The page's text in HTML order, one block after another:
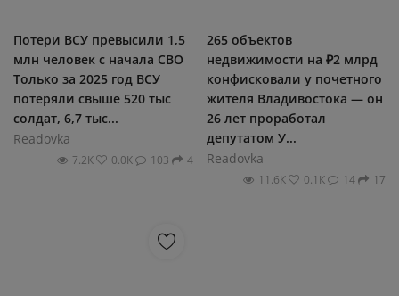
Потери ВСУ превысили 1,5
млн человек с начала СВО
Только за 2025 год ВСУ
потеряли свыше 520 тыс
солдат, 6,7 тыс...
Readovka
7.2К 0.0К 103 4
265 объектов
недвижимости на ₽2 млрд
конфисковали у почетного
жителя Владивостока — он
26 лет проработал
депутатом У...
Readovka
11.6К 0.1К 14 17